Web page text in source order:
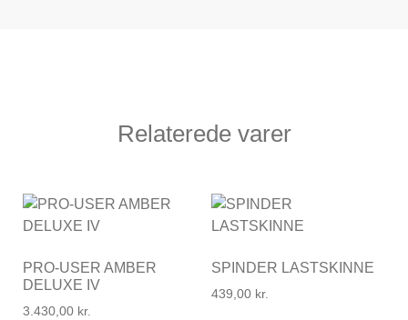
Relaterede varer
PRO-USER AMBER
DELUXE IV
3.430,00 kr.
SPINDER LASTSKINNE
439,00 kr.